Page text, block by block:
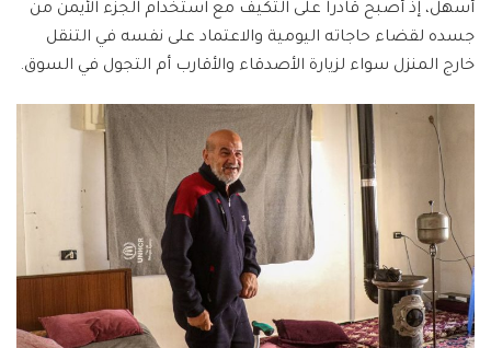
أسهل، إذ أصبح قادراً على التكيف مع استخدام الجزء الأيمن من
جسده لقضاء حاجاته اليومية والاعتماد على نفسه في التنقل
خارج المنزل سواء لزيارة الأصدقاء والأقارب أم التجول في السوق.